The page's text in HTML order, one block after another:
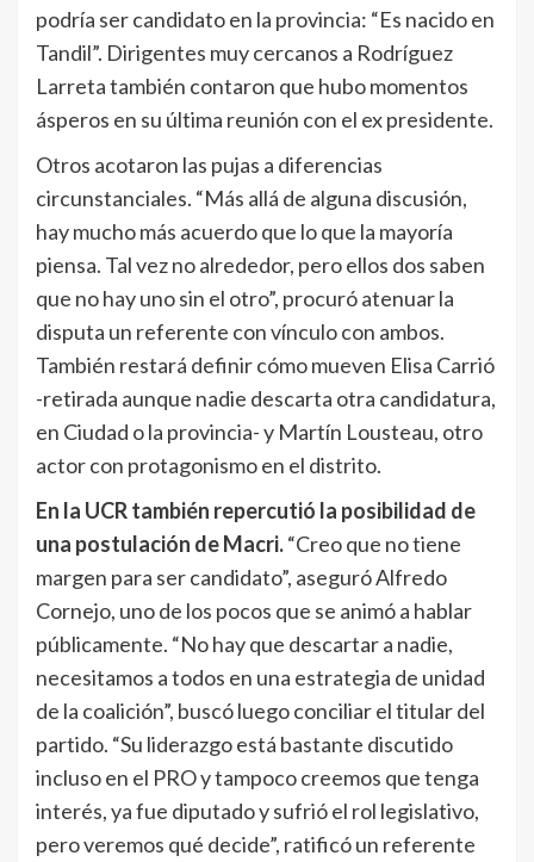
podría ser candidato en la provincia: “Es nacido en
Tandil”. Dirigentes muy cercanos a Rodríguez
Larreta también contaron que hubo momentos
ásperos en su última reunión con el ex presidente.
Otros acotaron las pujas a diferencias
circunstanciales. “Más allá de alguna discusión,
hay mucho más acuerdo que lo que la mayoría
piensa. Tal vez no alrededor, pero ellos dos saben
que no hay uno sin el otro”, procuró atenuar la
disputa un referente con vínculo con ambos.
También restará definir cómo mueven Elisa Carrió
-retirada aunque nadie descarta otra candidatura,
en Ciudad o la provincia- y Martín Lousteau, otro
actor con protagonismo en el distrito.
En la UCR también repercutió la posibilidad de
una postulación de Macri.“Creo que no tiene
margen para ser candidato”, aseguró Alfredo
Cornejo, uno de los pocos que se animó a hablar
públicamente. “No hay que descartar a nadie,
necesitamos a todos en una estrategia de unidad
de la coalición”, buscó luego conciliar el titular del
partido. “Su liderazgo está bastante discutido
incluso en el PRO y tampoco creemos que tenga
interés, ya fue diputado y sufrió el rol legislativo,
pero veremos qué decide”, ratificó un referente